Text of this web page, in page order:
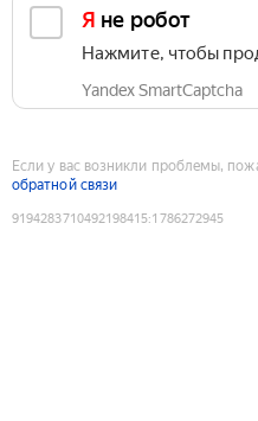
Я не робот
Нажмите, чтобы
Yandex SmartCaptcha
Если у вас возникли проблемы,
обратной связи
9194283710492198415:1786272945